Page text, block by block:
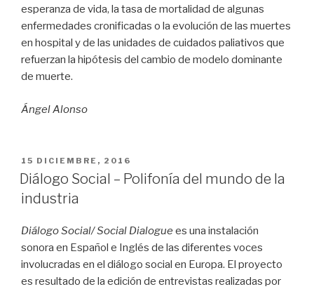
esperanza de vida, la tasa de mortalidad de algunas
enfermedades cronificadas o la evolución de las muertes
en hospital y de las unidades de cuidados paliativos que
refuerzan la hipótesis del cambio de modelo dominante
de muerte.
Ángel Alonso
PUBLICADO
EL
15 DICIEMBRE, 2016
Diálogo Social – Polifonía del mundo de la
industria
Diálogo Social/ Social Dialogue es una instalación
sonora en Español e Inglés de las diferentes voces
involucradas en el diálogo social en Europa. El proyecto
es resultado de la edición de entrevistas realizadas por